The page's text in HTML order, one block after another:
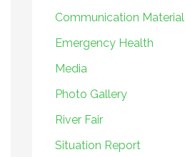
e
Communication Material
Emergency Health
Media
Photo Gallery
River Fair
Situation Report